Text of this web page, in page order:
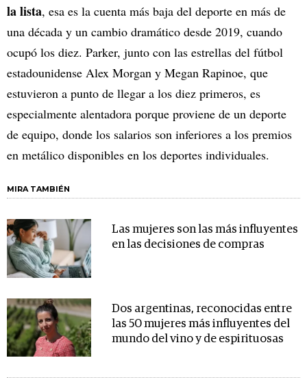
la lista, esa es la cuenta más baja del deporte en más de
una década y un cambio dramático desde 2019, cuando
ocupó los diez. Parker, junto con las estrellas del fútbol
estadounidense Alex Morgan y Megan Rapinoe, que
estuvieron a punto de llegar a los diez primeros, es
especialmente alentadora porque proviene de un deporte
de equipo, donde los salarios son inferiores a los premios
en metálico disponibles en los deportes individuales.
MIRA TAMBIÉN
Las mujeres son las más influyentes
en las decisiones de compras
Dos argentinas, reconocidas entre
las 50 mujeres más influyentes del
mundo del vino y de espirituosas